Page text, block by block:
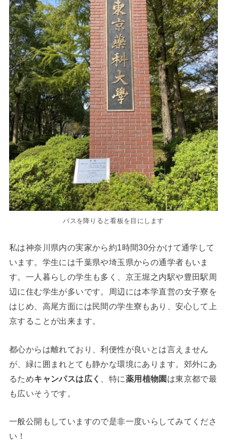
バスを降りると看板を目にします
私は神奈川県内の実家から約1時間30分かけて通学して
います。学生には千葉県や埼玉県からの通学者もいま
す。一人暮らしの学生も多く、京王堀之内駅や豊田駅周
辺に住む学生が多いです。周辺には本学直営の女子寮を
はじめ、高尾方面には民間の学生寮もあり、安心して上
京することが出来ます。
都心からは離れており、利便性が良いとは言えません
が、緑に囲まれとても静かな環境にあります。郊外にあ
るためキャンパスは広く 、特に薬用植物園 は東京都で最
も広いそうです。
一般公開もしていますので是非一度いらしてみてくださ
い！